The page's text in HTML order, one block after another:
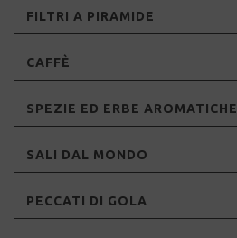
FILTRI A PIRAMIDE
CAFFÈ
SPEZIE ED ERBE AROMATICHE
SALI DAL MONDO
PECCATI DI GOLA